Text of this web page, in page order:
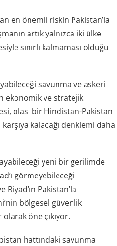
en önemli riskin Pakistan’la
artık yalnızca iki ülke
sınırlı kalmaması olduğu
savunma ve askeri
ekonomik ve stratejik
olası bir Hindistan-Pakistan
kalacağı denklemi daha
yeni bir gerilimde
görmeyebileceği
Pakistan’la
bölgesel güvenlik
öne çıkıyor.
hattındaki savunma